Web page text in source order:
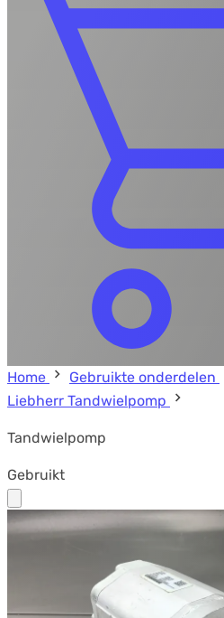
Home Gebruikte onderdelen
Liebherr Tandwielpomp
Tandwielpomp
Gebruikt